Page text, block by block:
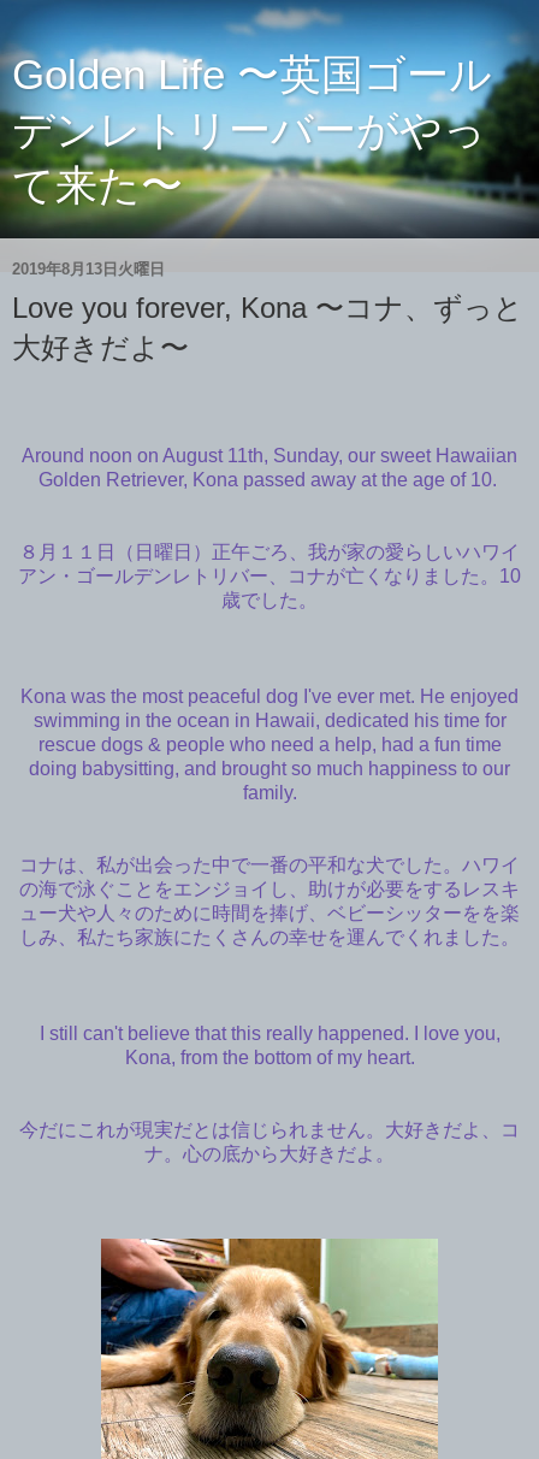
Golden Life 〜英国ゴール
デンレトリーバーがやっ
て来た〜
2019年8月13日火曜日
Love you forever, Kona 〜コナ、ずっと
大好きだよ〜
Around noon on August 11th, Sunday, our sweet Hawaiian
Golden Retriever, Kona passed away at the age of 10.
８月１１日（日曜日）正午ごろ、我が家の愛らしいハワイ
アン・ゴールデンレトリバー、コナが亡くなりました。10
歳でした。
Kona was the most peaceful dog I've ever met. He enjoyed
swimming in the ocean in Hawaii, dedicated his time for
rescue dogs & people who need a help, had a fun time
doing babysitting, and brought so much happiness to our
family.
コナは、私が出会った中で一番の平和な犬でした。ハワイ
の海で泳ぐことをエンジョイし、助けが必要をするレスキ
ュー犬や人々のために時間を捧げ、ベビーシッターをを楽
しみ、私たち家族にたくさんの幸せを運んでくれました。
I still can't believe that this really happened. I love you,
Kona, from the bottom of my heart.
今だにこれが現実だとは信じられません。大好きだよ、コ
ナ。心の底から大好きだよ。